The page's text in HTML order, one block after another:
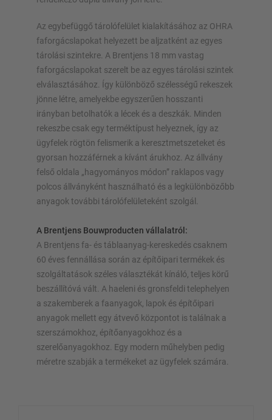
Az egybefüggő tárolófelület kialakításához az OHRA
faforgácslapokat helyezett be aljzatként az egyes
tárolási szintekre. A Brentjens 18 mm vastag
faforgácslapokat szerelt be az egyes tárolási szintek
elválasztásához. Így különböző szélességű rekeszek
jönne létre, amelyekbe egyszerűen hosszanti
irányban betolhatók a lécek és a deszkák. Minden
rekeszbe csak egy terméktípust helyeznek, így az
ügyfelek rögtön felismerik a keresztmetszeteket és
gyorsan hozzáférnek a kívánt árukhoz. Az állvány
felső oldala „hagyományos módon” raklapos vagy
polcos állványként használható és a legkülönbözőbb
anyagok további tárolófelületeként szolgál.
A Brentjens Bouwproducten vállalatról:
A Brentjens fa- és táblaanyag-kereskedés csaknem
60 éves fennállása során az építőipari termékek és
szolgáltatások széles választékát kínáló, teljes körű
beszállítóvá vált. A haeleni és gronsfeldi telephelyen
a szakemberek a faanyagok, lapok és építőipari
anyagok mellett egy átvevő központot is találnak a
szerszámokhoz, építőanyagokhoz és a
szerelőanyagokhoz. Egy modern műhelyben pedig
méretre szabják a termékeket az ügyfelek számára.